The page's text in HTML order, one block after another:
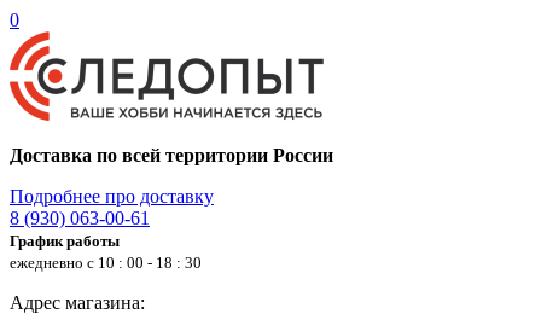
0
Доставка по всей территории России
Подробнее про доставку
8 (930) 063-00-61
График работы
ежедневно с 10 : 00 - 18 : 30
Адрес магазина: